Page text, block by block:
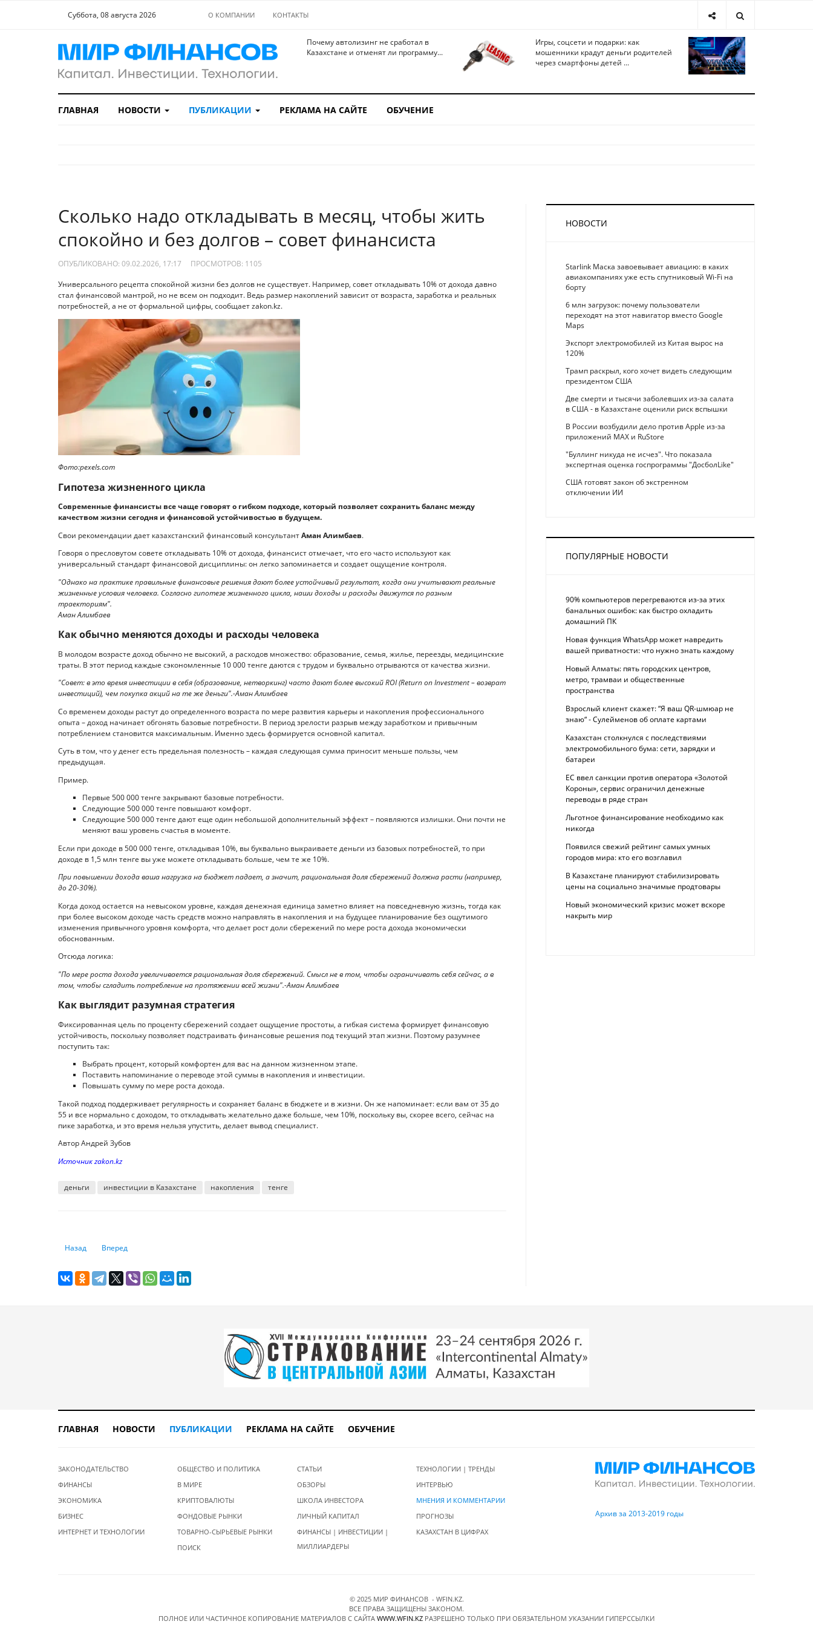
Суббота, 08 августа 2026 О КОМПАНИИ КОНТАКТЫ
Почему автолизинг не сработал в
Казахстане и отменят ли программу...
Игры, соцсети и подарки: как
мошенники крадут деньги родителей
через смартфоны детей ...
ГЛАВНАЯ НОВОСТИ ПУБЛИКАЦИИ РЕКЛАМА НА САЙТЕ ОБУЧЕНИЕ
Сколько надо откладывать в месяц, чтобы жить
спокойно и без долгов – совет финансиста
ОПУБЛИКОВАНО: 09.02.2026, 17:17 ПРОСМОТРОВ: 1105
Универсального рецепта спокойной жизни без долгов не существует. Например, совет откладывать 10% от дохода давно
стал финансовой мантрой, но не всем он подходит. Ведь размер накоплений зависит от возраста, заработка и реальных
потребностей, а не от формальной цифры, сообщает zakon.kz.
Фото:pexels.com
Гипотеза жизненного цикла
Современные финансисты все чаще говорят о гибком подходе, который позволяет сохранить баланс между
качеством жизни сегодня и финансовой устойчивостью в будущем.
Свои рекомендации дает казахстанский финансовый консультантАман Алимбаев.
Говоря о пресловутом совете откладывать 10% от дохода, финансист отмечает, что его часто используют как
универсальный стандарт финансовой дисциплины: он легко запоминается и создает ощущение контроля.
"Однако на практике правильные финансовые решения дают более устойчивый результат, когда они учитывают реальные
жизненные условия человека. Согласно гипотезе жизненного цикла, наши доходы и расходы движутся по разным
траекториям".
Аман Алимбаев
Как обычно меняются доходы и расходы человека
В молодом возрасте доход обычно не высокий, а расходов множество: образование, семья, жилье, переезды, медицинские
траты. В этот период каждые сэкономленные 10 000 тенге даются с трудом и буквально отрываются от качества жизни.
"Совет: в это время инвестиции в себя (образование, нетворкинг) часто дают более высокий ROI (Return on Investment – возврат
инвестиций), чем покупка акций на те же деньги".-Аман Алимбаев
Со временем доходы растут до определенного возраста по мере развития карьеры и накопления профессионального
опыта – доход начинает обгонять базовые потребности. В период зрелости разрыв между заработком и привычным
потреблением становится максимальным. Именно здесь формируется основной капитал.
Суть в том, что у денег есть предельная полезность – каждая следующая сумма приносит меньше пользы, чем
предыдущая.
Пример.
Первые 500 000 тенге закрывают базовые потребности.
Следующие 500 000 тенге повышают комфорт.
Следующие 500 000 тенге дают еще один небольшой дополнительный эффект – появляются излишки. Они почти не
меняют ваш уровень счастья в моменте.
Если при доходе в 500 000 тенге, откладывая 10%, вы буквально выкраиваете деньги из базовых потребностей, то при
доходе в 1,5 млн тенге вы уже можете откладывать больше, чем те же 10%.
При повышении дохода ваша нагрузка на бюджет падает, а значит, рациональная доля сбережений должна расти (например,
до 20-30%).
Когда доход остается на невысоком уровне, каждая денежная единица заметно влияет на повседневную жизнь, тогда как
при более высоком доходе часть средств можно направлять в накопления и на будущее планирование без ощутимого
изменения привычного уровня комфорта, что делает рост доли сбережений по мере роста дохода экономически
обоснованным.
Отсюда логика:
"По мере роста дохода увеличивается рациональная доля сбережений. Смысл не в том, чтобы ограничивать себя сейчас, а в
том, чтобы сгладить потребление на протяжении всей жизни".-Аман Алимбаев
Как выглядит разумная стратегия
Фиксированная цель по проценту сбережений создает ощущение простоты, а гибкая система формирует финансовую
устойчивость, поскольку позволяет подстраивать финансовые решения под текущий этап жизни. Поэтому разумнее
поступить так:
Выбрать процент, который комфортен для вас на данном жизненном этапе.
Поставить напоминание о переводе этой суммы в накопления и инвестиции.
Повышать сумму по мере роста дохода.
Такой подход поддерживает регулярность и сохраняет баланс в бюджете и в жизни. Он же напоминает: если вам от 35 до
55 и все нормально с доходом, то откладывать желательно даже больше, чем 10%, поскольку вы, скорее всего, сейчас на
пике заработка, и это время нельзя упустить, делает вывод специалист.
Автор Андрей Зубов
Источник zakon.kz
деньги инвестиции в Казахстане накопления тенге
Предыдущий: Экономика Казахстана начала падать: первый плохой сигнал
Назад Следующий: Каким будет курс доллара в феврале – аналитики
Вперед
НОВОСТИ
Starlink Маска завоевывает авиацию: в каких
авиакомпаниях уже есть спутниковый Wi-Fi на
борту
6 млн загрузок: почему пользователи
переходят на этот навигатор вместо Google
Maps
Экспорт электромобилей из Китая вырос на
120%
Трамп раскрыл, кого хочет видеть следующим
президентом США
Две смерти и тысячи заболевших из-за салата
в США - в Казахстане оценили риск вспышки
В России возбудили дело против Apple из-за
приложений MAX и RuStore
"Буллинг никуда не исчез". Что показала
экспертная оценка госпрограммы "ДосболLike"
США готовят закон об экстренном
отключении ИИ
ПОПУЛЯРНЫЕ НОВОСТИ
90% компьютеров перегреваются из-за этих
банальных ошибок: как быстро охладить
домашний ПК
Новая функция WhatsApp может навредить
вашей приватности: что нужно знать каждому
Новый Алматы: пять городских центров,
метро, трамваи и общественные
пространства
Взрослый клиент скажет: “Я ваш QR-шмюар не
знаю“ - Сулейменов об оплате картами
Казахстан столкнулся с последствиями
электромобильного бума: сети, зарядки и
батареи
ЕС ввел санкции против оператора «Золотой
Короны», сервис ограничил денежные
переводы в ряде стран
Льготное финансирование необходимо как
никогда
Появился свежий рейтинг самых умных
городов мира: кто его возглавил
В Казахстане планируют стабилизировать
цены на социально значимые продтовары
Новый экономический кризис может вскоре
накрыть мир
ГЛАВНАЯ НОВОСТИ ПУБЛИКАЦИИ РЕКЛАМА НА САЙТЕ ОБУЧЕНИЕ
ЗАКОНОДАТЕЛЬСТВО
ФИНАНСЫ
ЭКОНОМИКА
БИЗНЕС
ИНТЕРНЕТ И ТЕХНОЛОГИИ
ОБЩЕСТВО И ПОЛИТИКА
В МИРЕ
КРИПТОВАЛЮТЫ
ФОНДОВЫЕ РЫНКИ
ТОВАРНО-СЫРЬЕВЫЕ РЫНКИ
ПОИСК
СТАТЬИ
ОБЗОРЫ
ШКОЛА ИНВЕСТОРА
ЛИЧНЫЙ КАПИТАЛ
ФИНАНСЫ | ИНВЕСТИЦИИ |
МИЛЛИАРДЕРЫ
ТЕХНОЛОГИИ | ТРЕНДЫ
ИНТЕРВЬЮ
МНЕНИЯ И КОММЕНТАРИИ
ПРОГНОЗЫ
КАЗАХСТАН В ЦИФРАХ
Архив за 2013-2019 годы
© 2025 МИР ФИНАНСОВ - WFIN.KZ.
ВСЕ ПРАВА ЗАЩИЩЕНЫ ЗАКОНОМ.
ПОЛНОЕ ИЛИ ЧАСТИЧНОЕ КОПИРОВАНИЕ МАТЕРИАЛОВ C САЙТА WWW.WFIN.KZ РАЗРЕШЕНО ТОЛЬКО ПРИ ОБЯЗАТЕЛЬНОМ УКАЗАНИИ ГИПЕРССЫЛКИ